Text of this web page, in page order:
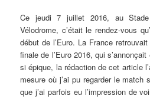
Ce jeudi 7 juillet 2016, au Stade
Vélodrome, c’était le rendez-vous
début de l’Euro. La France
finale de l’Euro 2016, qui
si épique, la rédaction de cet article
mesure où j’ai pu regarder le
que j’ai parfois eu l’impression de